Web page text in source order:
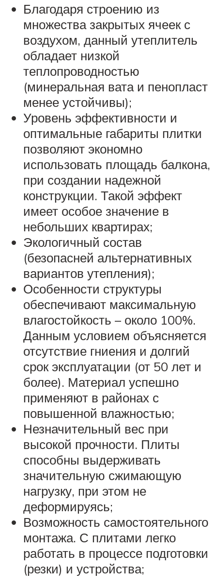
Благодаря строению из
множества закрытых ячеек с
воздухом, данный утеплитель
обладает низкой
теплопроводностью
(минеральная вата и пенопласт
менее устойчивы);
Уровень эффективности и
оптимальные габариты плитки
позволяют экономно
использовать площадь балкона,
при создании надежной
конструкции. Такой эффект
имеет особое значение в
небольших квартирах;
Экологичный состав
(безопасней альтернативных
вариантов утепления);
Особенности структуры
обеспечивают максимальную
влагостойкость – около 100%.
Данным условием объясняется
отсутствие гниения и долгий
срок эксплуатации (от 50 лет и
более). Материал успешно
применяют в районах с
повышенной влажностью;
Незначительный вес при
высокой прочности. Плиты
способны выдерживать
значительную сжимающую
нагрузку, при этом не
деформируясь;
Возможность самостоятельного
монтажа. С плитами легко
работать в процессе подготовки
(резки) и устройства;